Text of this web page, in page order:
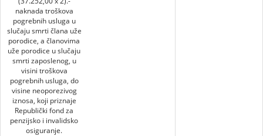
naknada troškova
pogrebnih usluga u
slučaju smrti člana uže
porodice, a članovima
uže porodice u slučaju
smrti zaposlenog, u
visini troškova
pogrebnih usluga, do
visine neoporezivog
iznosa, koji priznaje
Republički fond za
penzijsko i invalidsko
osiguranje.